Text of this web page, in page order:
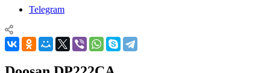
Telegram